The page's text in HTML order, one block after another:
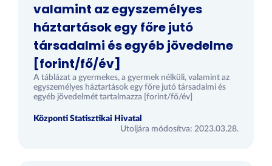
valamint az egyszemélyes
háztartások egy főre jutó
társadalmi és egyéb jövedelme
[forint/fő/év]
A táblázat a gyermekes, a gyermek nélküli, valamint az
egyszemélyes háztartások egy főre jutó társadalmi és
egyéb jövedelmét tartalmazza [forint/fő/év]
Központi Statisztikai Hivatal
Utoljára módosítva: 2023.03.28.